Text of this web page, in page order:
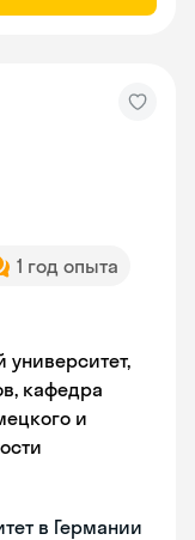
1 год опыта
университет,
кафедра
и
в Германии